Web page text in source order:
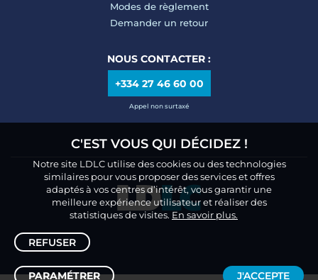
Modes de règlement
Demander un retour
NOUS CONTACTER :
+334 27 46 60 00
Appel non surtaxé
C'EST VOUS QUI DÉCIDEZ !
Notre site LDLC utilise des cookies ou des technologies
similaires pour vous proposer des services et offres
adaptés à vos centres d’intérêt, vous garantir une
meilleure expérience utilisateur et réaliser des
statistiques de visites. En savoir plus.
REFUSER
PARAMÉTRER J'ACCEPTE